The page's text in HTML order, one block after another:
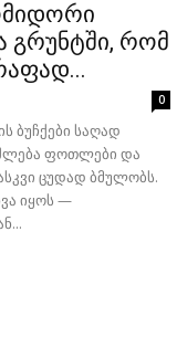
გრუნტში, რომ
0
ბუჩქები საღად
ფოთლები და
ცუდად ბმულობს.
იყოს —